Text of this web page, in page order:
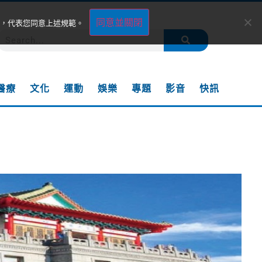
療 文化 運動 娛樂 專題 影音 快訊
代表您同意上述規範。 同意並關閉